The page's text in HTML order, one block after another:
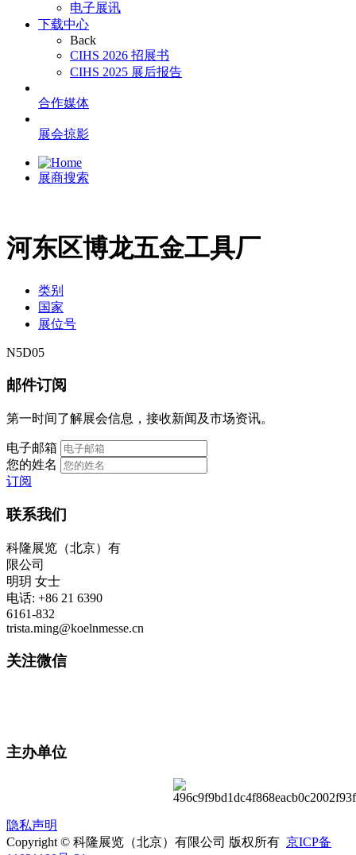
电子展讯
下载中心
Back
CIHS 2026 招展书
CIHS 2025 展后报告
合作媒体
展会掠影
展商搜索
河东区博龙五金工具厂
类别
国家
展位号
N5D05
邮件订阅
第一时间了解展会信息，接收新闻及市场资讯。
电子邮箱
您的姓名
订阅
联系我们
科隆展览（北京）有
限公司
明玥 女士
电话: +86 21 6390
6161-832
trista.ming@koelnmesse.cn
关注微信
主办单位
隐私声明
Copyright © 科隆展览（北京）有限公司 版权所有 京ICP备